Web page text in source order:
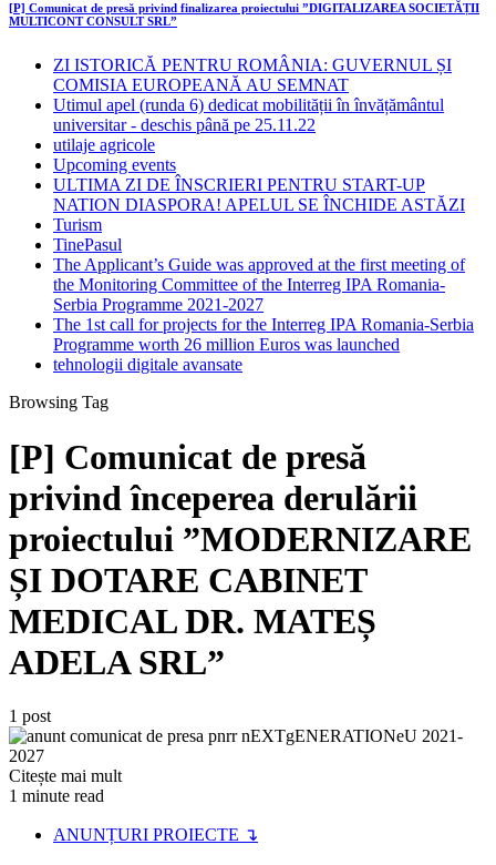
[P] Comunicat de presă privind finalizarea proiectului ”DIGITALIZAREA SOCIETĂȚII
MULTICONT CONSULT SRL”
ZI ISTORICĂ PENTRU ROMÂNIA: GUVERNUL ȘI
COMISIA EUROPEANĂ AU SEMNAT
Utimul apel (runda 6) dedicat mobilității în învățământul
universitar - deschis până pe 25.11.22
utilaje agricole
Upcoming events
ULTIMA ZI DE ÎNSCRIERI PENTRU START-UP
NATION DIASPORA! APELUL SE ÎNCHIDE ASTĂZI
Turism
TinePasul
The Applicant’s Guide was approved at the first meeting of
the Monitoring Committee of the Interreg IPA Romania-
Serbia Programme 2021-2027
The 1st call for projects for the Interreg IPA Romania-Serbia
Programme worth 26 million Euros was launched
tehnologii digitale avansate
Browsing Tag
[P] Comunicat de presă
privind începerea derulării
proiectului ”MODERNIZARE
ȘI DOTARE CABINET
MEDICAL DR. MATEȘ
ADELA SRL”
1 post
Citește mai mult
1 minute read
ANUNȚURI PROIECTE ↴